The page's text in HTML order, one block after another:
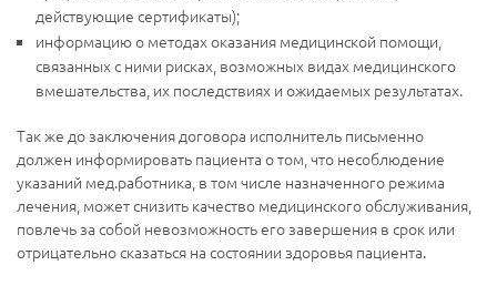
действующие сертификаты);
информацию о методах оказания медицинской помощи,
связанных с ними рисках, возможных видах медицинского
вмешательства, их последствиях и ожидаемых результатах.
Так же до заключения договора исполнитель письменно
должен информировать пациента о том, что несоблюдение
указаний мед.работника, в том числе назначенного режима
лечения, может снизить качество медицинского обслуживания,
повлечь за собой невозможность его завершения в срок или
отрицательно сказаться на состоянии здоровья пациента.